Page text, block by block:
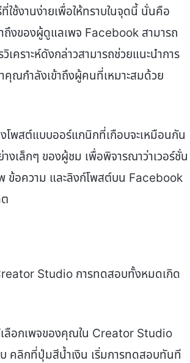
ช้งานง่ายเพื่อให้ทราบในจุดนี้ นั่นคือ
งของผู้ดูแลเพจ Facebook สามารถ
คราะห์ดังกล่าวสามารถช่วยแนะนำการ
ณกำลังเข้าถึงผู้คนที่เหมาะสมด้วย
พสต์แบบออร์แกนิกที่เกือบจะเหมือนกัน
เล็กๆ ของผู้ชม เพื่อพิจารณาว่าเวอร์ชั่น
ข้อความ และลิงก์โพสต์บน Facebook
Studio การทดสอบทั้งหมดเกิด
ลือกเพจของคุณใน Creator Studio
คลิกที่ปุ่มสีน้ำเงิน เริ่มการทดสอบทันที